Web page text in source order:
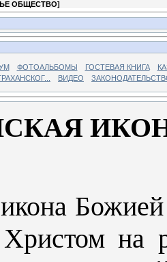
ОБЩЕСТВО]
ФОТОАЛЬБОМЫ ГОСТЕВАЯ КНИГА
ВИДЕО
на